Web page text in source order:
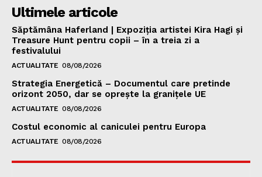
Ultimele articole
Săptămâna Haferland | Expoziţia artistei Kira Hagi şi
Treasure Hunt pentru copii – în a treia zi a
festivalului
ACTUALITATE 08/08/2026
Strategia Energetică – Documentul care pretinde
orizont 2050, dar se oprește la granițele UE
ACTUALITATE 08/08/2026
Costul economic al caniculei pentru Europa
ACTUALITATE 08/08/2026